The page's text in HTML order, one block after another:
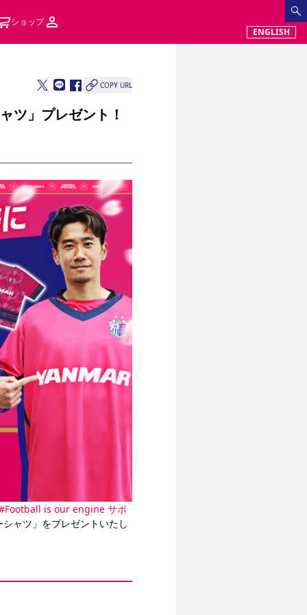
ショップ
ENGLISH
COPY URL
ツ」プレゼント！
is our engine サポ
ャツ」をプレゼントいたし